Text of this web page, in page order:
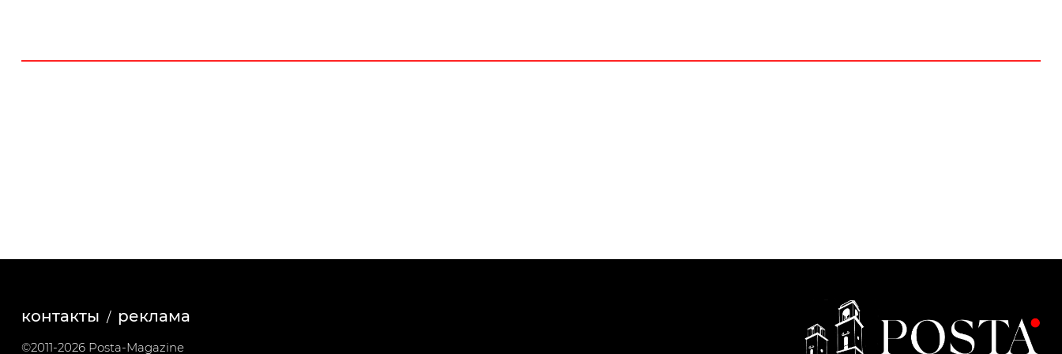
контакты реклама
©2011-2026 Posta-Magazine